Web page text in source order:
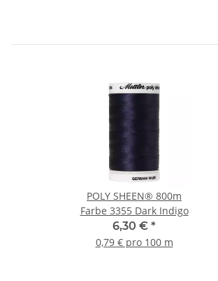
POLY SHEEN® 800m
Farbe 3355 Dark Indigo
6,30 € *
0,79 € pro 100 m